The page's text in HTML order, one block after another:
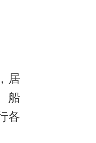
居
船
各